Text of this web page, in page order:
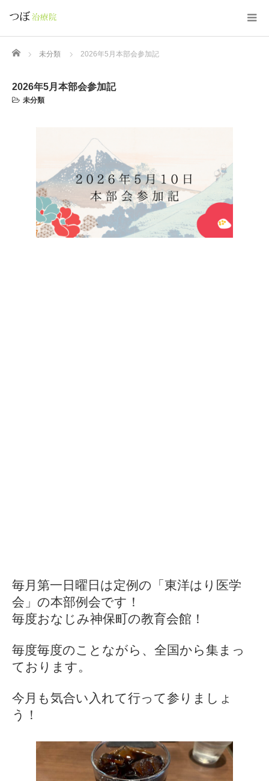
Home 未分類 2026年5月本部会参加記
2026年5月本部会参加記
未分類
毎月第一日曜日は定例の「東洋はり医学
会」の本部例会です！
毎度おなじみ神保町の教育会館！
毎度毎度のことながら、全国から集まっ
ております。
今月も気合い入れて行って参りましょ
う！